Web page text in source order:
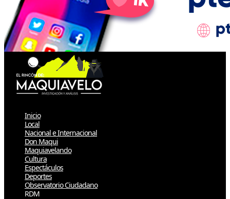
Inicio
Local
Nacional e Internacional
Don Maqui
Maquiavelando
Cultura
Espectáculos
Deportes
Observatorio Ciudadano
RDM